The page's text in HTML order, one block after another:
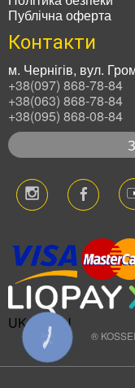
Публічна оферта
Контакти
м. Чернігів, вул.
+38(097) 868-78-84
+38(063) 868-78-84
+38(095) 868-08-84
UKEN RU
®
КНОПКА
ЗВ'ЯЗКУ